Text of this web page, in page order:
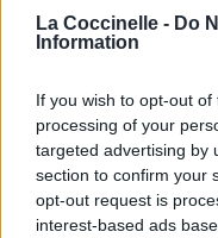
La Coccinelle - Do
Information
If you wish to opt-out
processing of your
targeted advertising by
section to confirm your
opt-out request is
interest-based ads